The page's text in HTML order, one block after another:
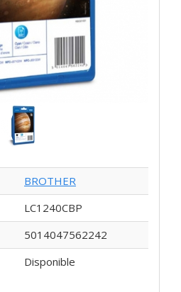
BROTHER
LC1240CBP
5014047562242
Disponible